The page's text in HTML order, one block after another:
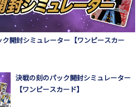
開封シミュレーター【ワンピースカー
決戦の刻のパック開封シミュレーター
【ワンピースカード】